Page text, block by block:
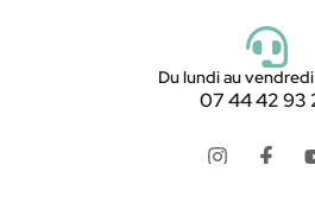
Du lundi au vendredi
07 44 42 93